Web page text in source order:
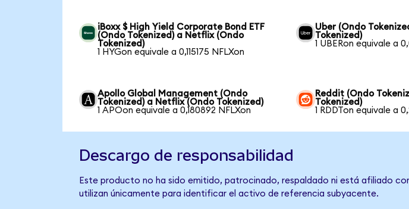
iBoxx $ High Yield Corporate Bond ETF
(Ondo Tokenized) a Netflix (Ondo
Tokenized)
1 HYGon equivale a 0,115175 NFLXon
Uber (Ondo
Tokenized)
1 UBERon equivale a
Apollo Global Management (Ondo
Tokenized) a Netflix (Ondo Tokenized)
1 APOon equivale a 0,180892 NFLXon
Reddit (Ondo
Tokenized)
1 RDDTon equivale a
Descargo de responsabilidad
Este producto no ha sido emitido, patrocinado, respaldado ni está afiliado
utilizan únicamente para identificar el activo de referencia subyacente.